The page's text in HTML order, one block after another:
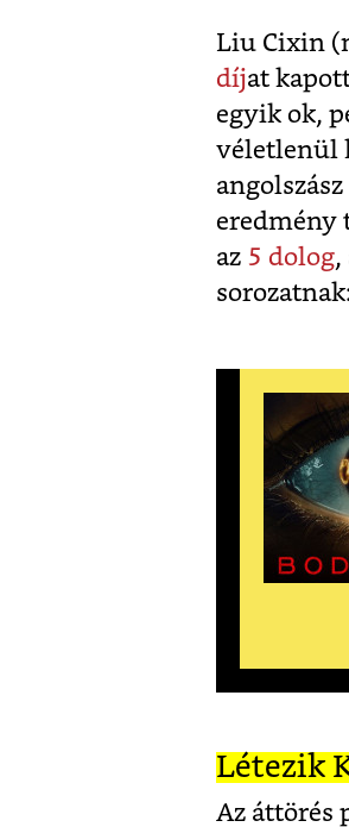
Liu Cixin
díjat
egyik ok,
véletlenül
eredmény
az 5 dolog,
Létezik
Az áttörés